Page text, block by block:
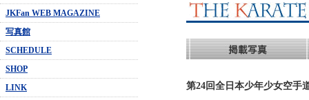
JKFan WEB MAGAZINE
写真館
SCHEDULE
SHOP
LINK
第24回全日本少年少女空手